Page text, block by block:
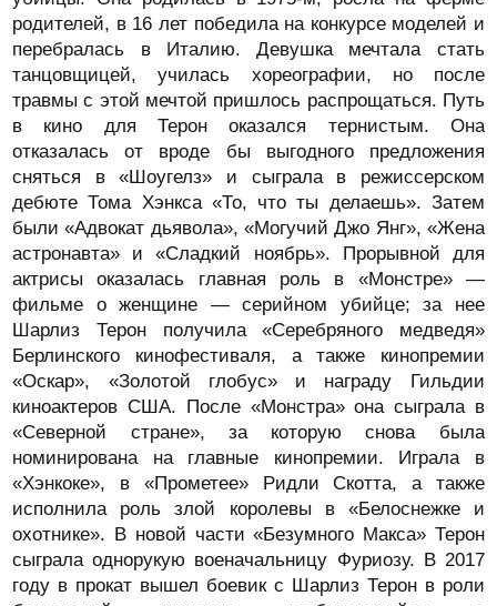
родителей, в 16 лет победила на конкурсе моделей и
перебралась в Италию. Девушка мечтала стать
танцовщицей, училась хореографии, но после
травмы с этой мечтой пришлось распрощаться. Путь
в кино для Терон оказался тернистым. Она
отказалась от вроде бы выгодного предложения
сняться в «Шоугелз» и сыграла в режиссерском
дебюте Тома Хэнкса «То, что ты делаешь». Затем
были «Адвокат дьявола», «Могучий Джо Янг», «Жена
астронавта» и «Сладкий ноябрь». Прорывной для
актрисы оказалась главная роль в «Монстре» —
фильме о женщине — серийном убийце; за нее
Шарлиз Терон получила «Серебряного медведя»
Берлинского кинофестиваля, а также кинопремии
«Оскар», «Золотой глобус» и награду Гильдии
киноактеров США. После «Монстра» она сыграла в
«Северной стране», за которую снова была
номинирована на главные кинопремии. Играла в
«Хэнкоке», в «Прометее» Ридли Скотта, а также
исполнила роль злой королевы в «Белоснежке и
охотнике». В новой части «Безумного Макса» Терон
сыграла однорукую военачальницу Фуриозу. В 2017
году в прокат вышел боевик с Шарлиз Терон в роли